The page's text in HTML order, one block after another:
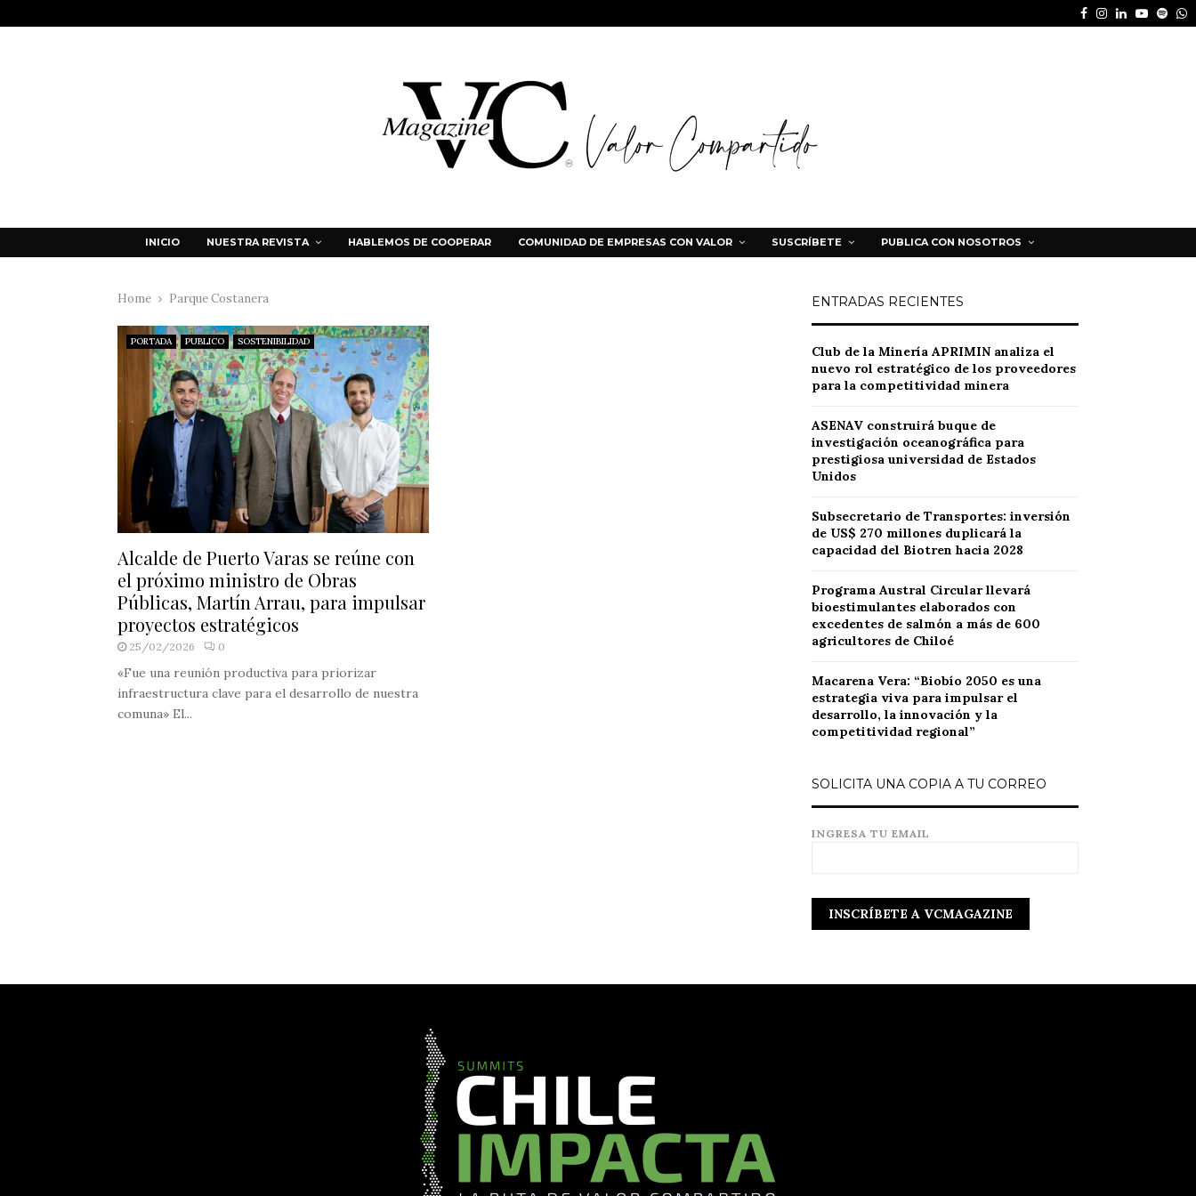
Facebook
Instagram
LinkedinYoutube
INICIO NUESTRA REVISTA HABLEMOS DE COOPERAR COMUNIDAD DE EMPRESAS CON VALOR SUSCRÍBETE PUBLICA CON NOSOTROS
Home Parque Costanera
PORTADA PUBLICO SOSTENIBILIDAD
Alcalde de Puerto Varas se reúne con
el próximo ministro de Obras
Públicas, Martín Arrau, para impulsar
proyectos estratégicos
25/02/2026 0
«Fue una reunión productiva para priorizar
infraestructura clave para el desarrollo de nuestra
comuna» El...
ENTRADAS RECIENTES
Club de la Minería APRIMIN analiza el
nuevo rol estratégico de los proveedores
para la competitividad minera
ASENAV construirá buque de
investigación oceanográfica para
prestigiosa universidad de Estados
Unidos
Subsecretario de Transportes: inversión
de US$ 270 millones duplicará la
capacidad del Biotren hacia 2028
Programa Austral Circular llevará
bioestimulantes elaborados con
excedentes de salmón a más de 600
agricultores de Chiloé
Macarena Vera: “Biobío 2050 es una
estrategia viva para impulsar el
desarrollo, la innovación y la
competitividad regional”
SOLICITA UNA COPIA A TU CORREO
INGRESA TU EMAIL